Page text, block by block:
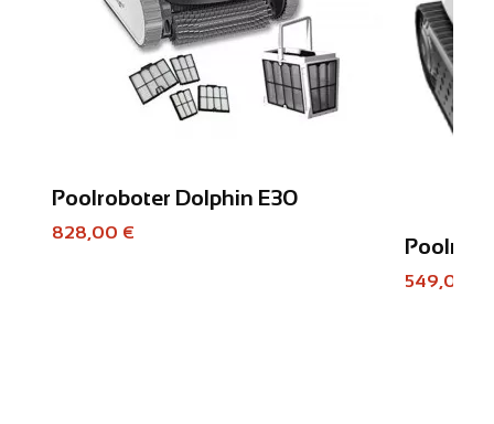
Poolroboter Dolphin E30
828,00 €
549,00 €